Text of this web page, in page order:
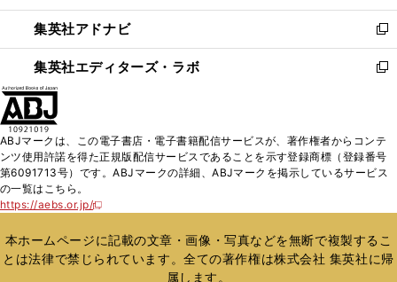
開
く
ウ
で
開
く
ン
ド
ウ
で
ウ
ィ
ン
ド
く
集英社アドナビ
新
し
い
ド
ウ
で
集英社エディターズ・ラボ
新
ィ
ン
ド
開
く
ABJマークは、この電子書店・電子書籍配信サービスが、著作権者からコンテ
ンツ使用許諾を得た正規版配信サービスであることを示す登録商標（登録番号
第6091713号）です。ABJマークの詳細、ABJマークを掲示しているサービス
の一覧はこちら。
https://aebs.or.jp/
新
い
ウ
ィ
本ホームページに記載の文章・画像・写真などを無断で複製するこ
とは法律で禁じられています。全ての著作権は株式会社 集英社に帰
属します。